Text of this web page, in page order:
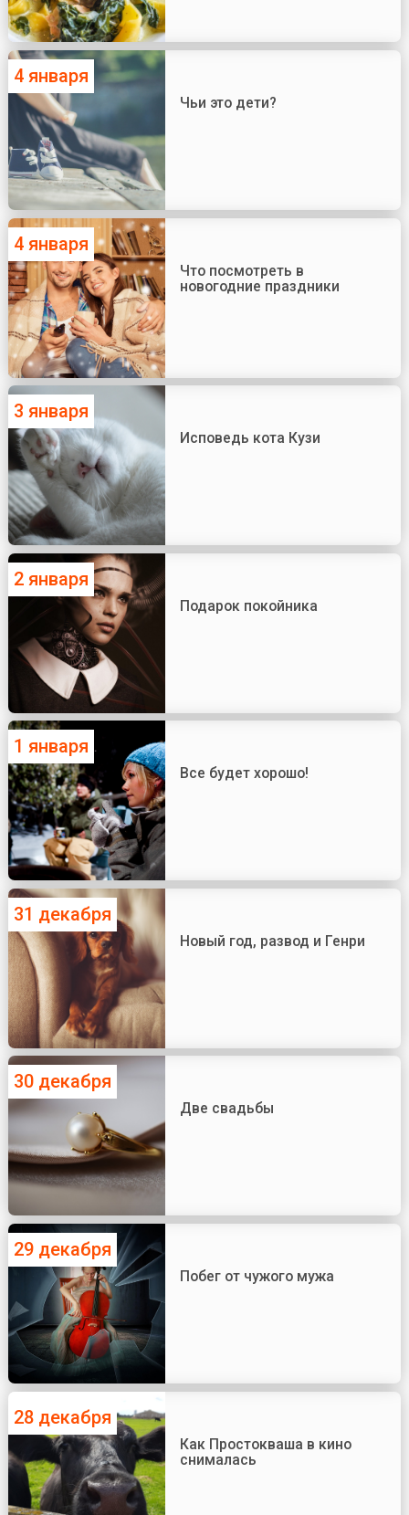
4 января
Чьи это дети?
4 января
Что посмотреть в
новогодние праздники
3 января
Исповедь кота Кузи
2 января
Подарок покойника
1 января
Все будет хорошо!
31 декабря
Новый год, развод и Генри
30 декабря
Две свадьбы
29 декабря
Побег от чужого мужа
28 декабря
Как Простокваша в кино
снималась